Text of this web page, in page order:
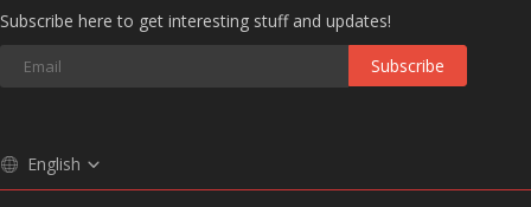
Subscribe here to get interesting stuff and updates!
Subscribe
English